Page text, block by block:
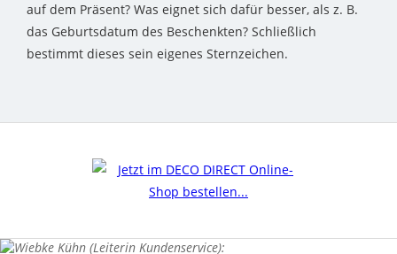
auf dem Präsent? Was eignet sich dafür besser, als z. B.
das Geburtsdatum des Beschenkten? Schließlich
bestimmt dieses sein eigenes Sternzeichen.